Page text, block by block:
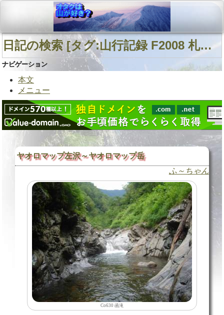
日記の検索 [タグ:山行記録 F2008 札内川二ノ沢乗越 ヤオロマップ川本流] 01～01(01件中)
ナビゲーション
本文
メニュー
ヤオロマップ左沢～ヤオロマップ岳
ふ～ちゃん
Co630 函滝